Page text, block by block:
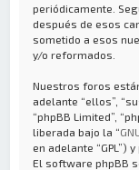
periódicamente.
después de esos
sometido a esos
y/o reformados.
Nuestros foros
adelante “ellos”,
“phpBB Limited”,
liberada bajo la “
en adelante “GPL”)
El software phpBB